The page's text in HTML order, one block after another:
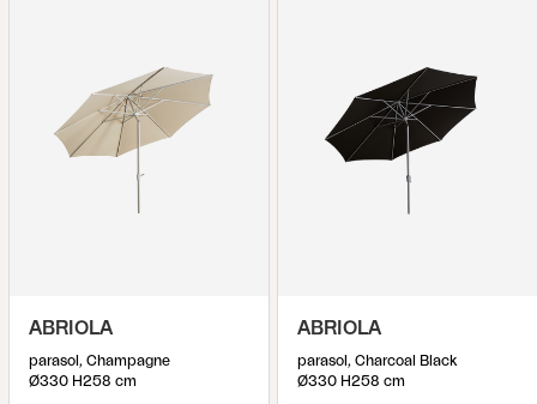
ABRIOLA
parasol, Champagne
Ø330 H258 cm
ABRIOLA
parasol, Charcoal Black
Ø330 H258 cm